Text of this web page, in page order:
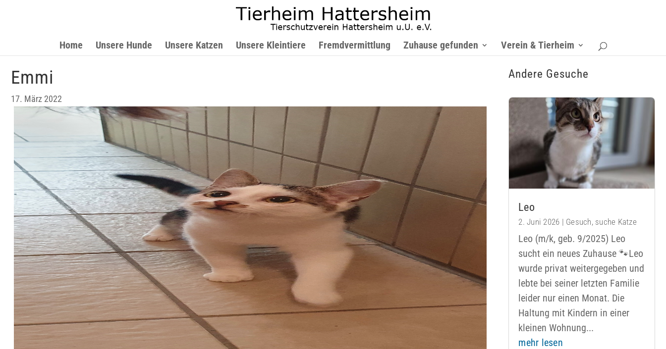
Home Unsere Hunde Unsere Katzen Unsere Kleintiere Fremdvermittlung Zuhause gefunden Verein & Tierheim
Emmi
17. März 2022
Andere Gesuche
Leo
2. Juni 2026 | Gesuch, suche Katze
Leo (m/k, geb. 9/2025) Leo
sucht ein neues Zuhause 🐾Leo
wurde privat weitergegeben und
lebte bei seiner letzten Familie
leider nur einen Monat. Die
Haltung mit Kindern in einer
kleinen Wohnung...
mehr lesen